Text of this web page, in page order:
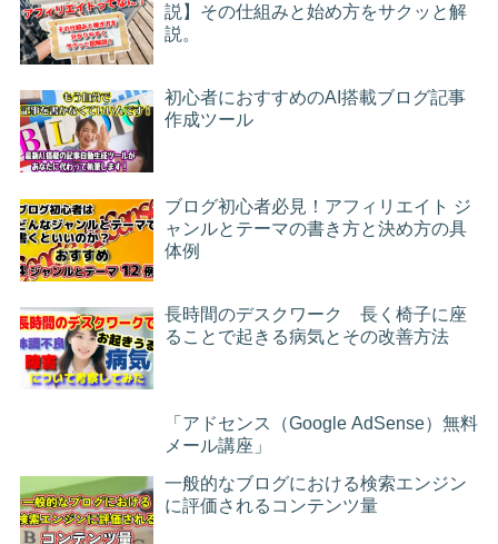
説】その仕組みと始め方をサクッと解
説。
初心者におすすめのAI搭載ブログ記事
作成ツール
ブログ初心者必見！アフィリエイト ジ
ャンルとテーマの書き方と決め方の具
体例
長時間のデスクワーク 長く椅子に座
ることで起きる病気とその改善方法
「アドセンス（Google AdSense）無料
メール講座」
一般的なブログにおける検索エンジン
に評価されるコンテンツ量